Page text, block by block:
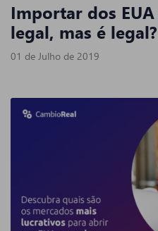
Importar dos
legal, mas é legal?
01 de Julho de 2019